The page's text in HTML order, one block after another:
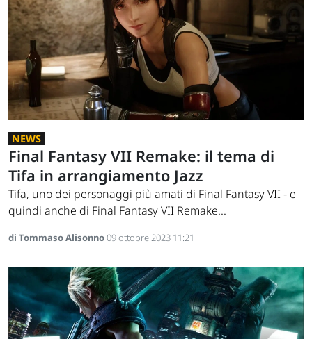
NEWS
Final Fantasy VII Remake: il tema di
Tifa in arrangiamento Jazz
Tifa, uno dei personaggi più amati di Final Fantasy VII - e
quindi anche di Final Fantasy VII Remake...
di Tommaso Alisonno09 ottobre 2023 11:21